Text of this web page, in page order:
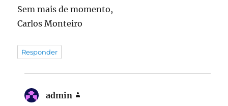
Sem mais de momento,
Carlos Monteiro
Responder
admin